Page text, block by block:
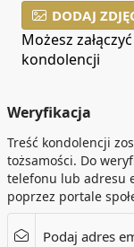
DODAJ
Możesz
kondolencji
Weryfikacja
Treść kondolencji
tożsamości. Do
telefonu lub adresu
poprzez portale
Podaj adres